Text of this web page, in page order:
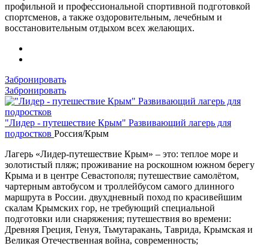
профильной и профессиональной спортивной подготовкой
спортсменов, а также оздоровительным, лечебным и
восстановительным отдыхом всех желающих.
Забронировать
Забронировать
"Лидер - путешествие Крым" Развивающий лагерь для
подростков Россия/Крым
Лагерь «Лидер-путешествие Крым» – это: теплое море и
золотистый пляж; проживание на роскошном южном берегу
Крыма и в центре Севастополя; путешествие самолётом,
чартерным автобусом и троллейбусом самого длинного
маршрута в России. двухдневный поход по красивейшим
скалам Крымских гор, не требующий специальной
подготовки или снаряжения; путешествия во времени:
Древняя Греция, Генуя, Тьмутаракань, Таврида, Крымская и
Великая Отечественная война, современность;